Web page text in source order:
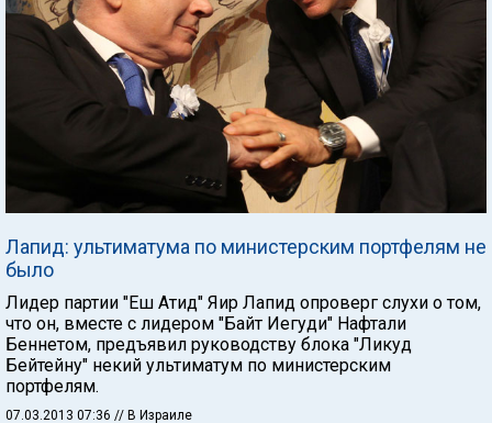
Лапид: ультиматума по министерским портфелям не
было
Лидер партии "Еш Атид" Яир Лапид опроверг слухи о том,
что он, вместе с лидером "Байт Иегуди" Нафтали
Беннетом, предъявил руководству блока "Ликуд
Бейтейну" некий ультиматум по министерским
портфелям.
07.03.2013 07:36 // В Израиле